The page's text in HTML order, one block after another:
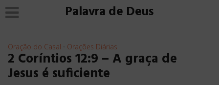
Palavra de Deus
Oração do Casal • Orações Diárias
2 Coríntios 12:9 – A graça de
Jesus é suficiente